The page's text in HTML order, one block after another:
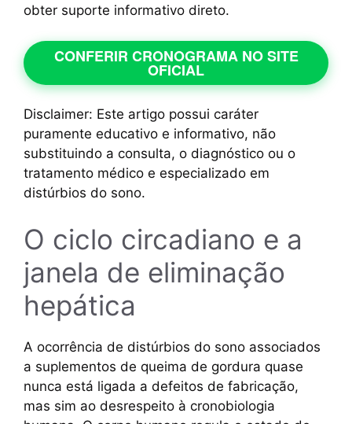
obter suporte informativo direto.
CONFERIR CRONOGRAMA NO SITE
OFICIAL
Disclaimer: Este artigo possui caráter
puramente educativo e informativo, não
substituindo a consulta, o diagnóstico ou o
tratamento médico e especializado em
distúrbios do sono.
O ciclo circadiano e a
janela de eliminação
hepática
A ocorrência de distúrbios do sono associados
a suplementos de queima de gordura quase
nunca está ligada a defeitos de fabricação,
mas sim ao desrespeito à cronobiologia